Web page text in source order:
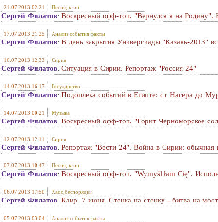
21.07.2013 02:21 Песня, клип
Сергей Филатов: Воскресный офф-топ. "Вернулся я на
17.07.2013 21:25 Анализ события факты
Сергей Филатов: В день закрытия Универсиады "Казань-2013"
16.07.2013 12:33 Сирия
Сергей Филатов: Ситуация в Сирии. Репортаж "Россия 24"
14.07.2013 16:17 Государство
Сергей Филатов: Подоплека событий в Египте: от Насера до
14.07.2013 00:21 Музыка
Сергей Филатов: Воскресный офф-топ. "Горит Черноморское
12.07.2013 12:11 Сирия
Сергей Филатов: Репортаж "Вести 24". Война в Сирии: обычная
07.07.2013 10:47 Песня, клип
Сергей Филатов: Воскресный офф-топ. "Wymyśliłam Cię".
06.07.2013 17:50 Хаос,беспорядки
Сергей Филатов: Каир. 7 июня. Стенка на стенку - битва на
05.07.2013 03:04 Анализ события факты